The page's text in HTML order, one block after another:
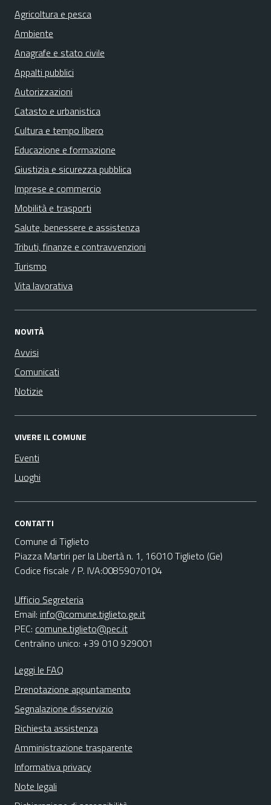
Agricoltura e pesca
Ambiente
Anagrafe e stato civile
Appalti pubblici
Autorizzazioni
Catasto e urbanistica
Cultura e tempo libero
Educazione e formazione
Giustizia e sicurezza pubblica
Imprese e commercio
Mobilità e trasporti
Salute, benessere e assistenza
Tributi, finanze e contravvenzioni
Turismo
Vita lavorativa
NOVITÀ
Avvisi
Comunicati
Notizie
VIVERE IL COMUNE
Eventi
Luoghi
CONTATTI
Comune di Tiglieto
Piazza Martiri per la Libertà n. 1, 16010 Tiglieto (Ge)
Codice fiscale / P. IVA:00859070104
Ufficio Segreteria
Email: info@comune.tiglieto.ge.it
PEC: comune.tiglieto@pec.it
Centralino unico: +39 010 929001
Leggi le FAQ
Prenotazione appuntamento
Segnalazione disservizio
Richiesta assistenza
Amministrazione trasparente
Informativa privacy
Note legali